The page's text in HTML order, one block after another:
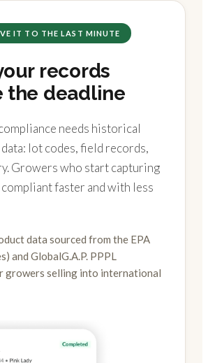
IT TO THE LAST MINUTE
records
the deadline
needs historical
lot codes, field records,
Growers who start capturing
faster and with less
data sourced from the EPA
and GlobalG.A.P. PPPL
growers selling into international